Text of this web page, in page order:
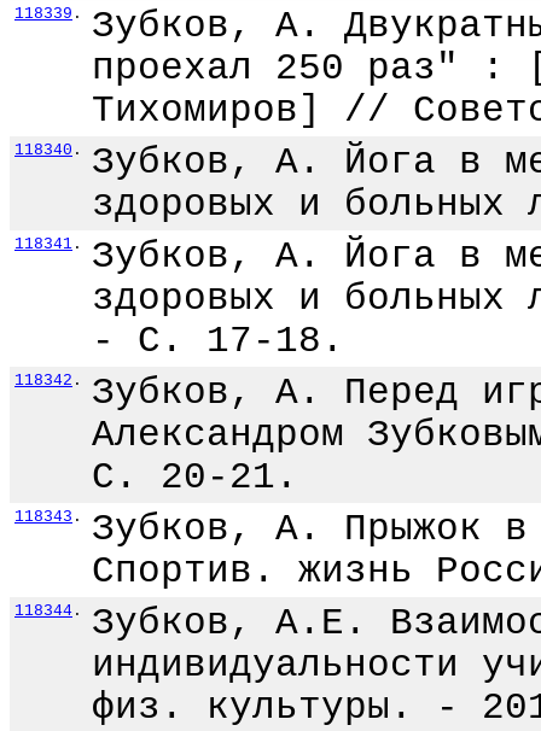
118339 .
Зубков, А.
проехал 250 раз" :
Тихомиров] //
118340 .
Зубков, А. Йога в
здоровых и
118341 .
Зубков, А. Йога в
здоровых и
- С. 17-18.
118342 .
Зубков, А. Перед
Александром
С. 20-21.
118343 .
Зубков, А. Прыжок
Спортив. жизнь
118344 .
Зубков, А.Е.
индивидуальности
физ. культуры. -